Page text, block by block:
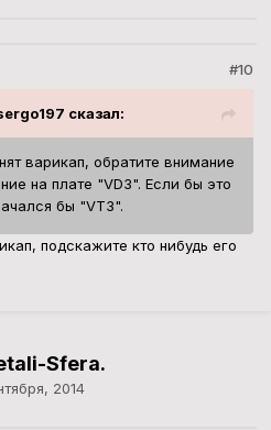
#10
сказал:
варикап, обратите внимание
на плате "VD3". Если бы это
бы "VT3".
подскажите кто нибудь его
Sfera.
2014